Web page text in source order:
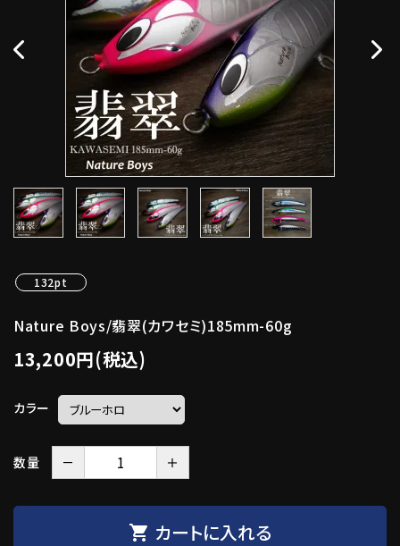
132pt
Nature Boys/翡翠(カワセミ)185mm-60g
13,200円(税込)
カラー
数量 － ＋
shopping_cart カートに入れる